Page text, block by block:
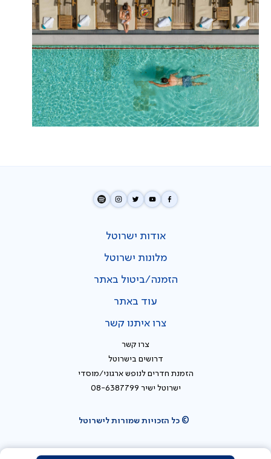
אודות ישרוטל
מלונות ישרוטל
הזמנה/ביטול באתר
עוד באתר
צרו איתנו קשר
צרו קשר
דרושים בישרוטל
הזמנת חדרים לנופש ארגוני/מוסדי
ישרוטל ישיר 08-6387799
© כל הזכויות שמורות לישרוטל